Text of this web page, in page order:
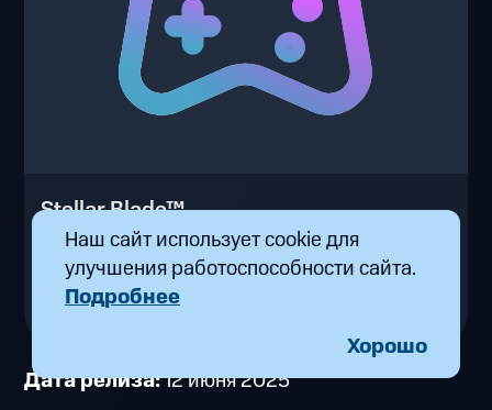
Наш сайт использует cookie для
улучшения работоспособности сайта.
Подробнее
Хорошо
Stellar Blade™
от 19 ₽/час
ИГРАТЬ В БРАУЗЕРЕ
Дата релиза:12 июня 2025